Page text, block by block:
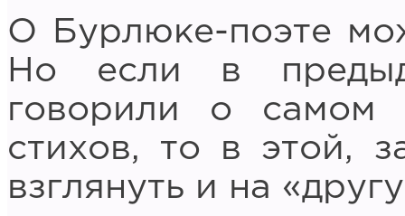
О Бурлюке-поэте
Но если в
говорили о самом
стихов, то в этой,
взглянуть и на